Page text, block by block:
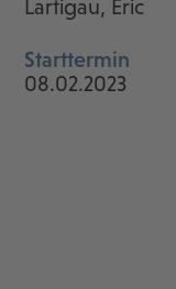
Lartigau, Eric
Starttermin
08.02.2023